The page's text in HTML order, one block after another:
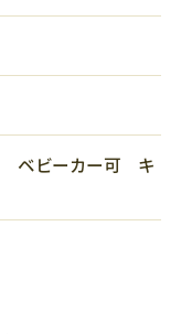
・カールトン大阪連絡通路
ー、スクール、クリニッ
ベビーカー可 キ